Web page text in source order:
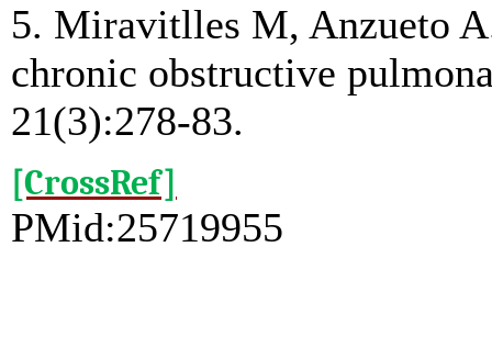
5. Miravitlles M, Anzueto
chronic obstructive
21(3):278-83.
[CrossRef]
PMid:25719955